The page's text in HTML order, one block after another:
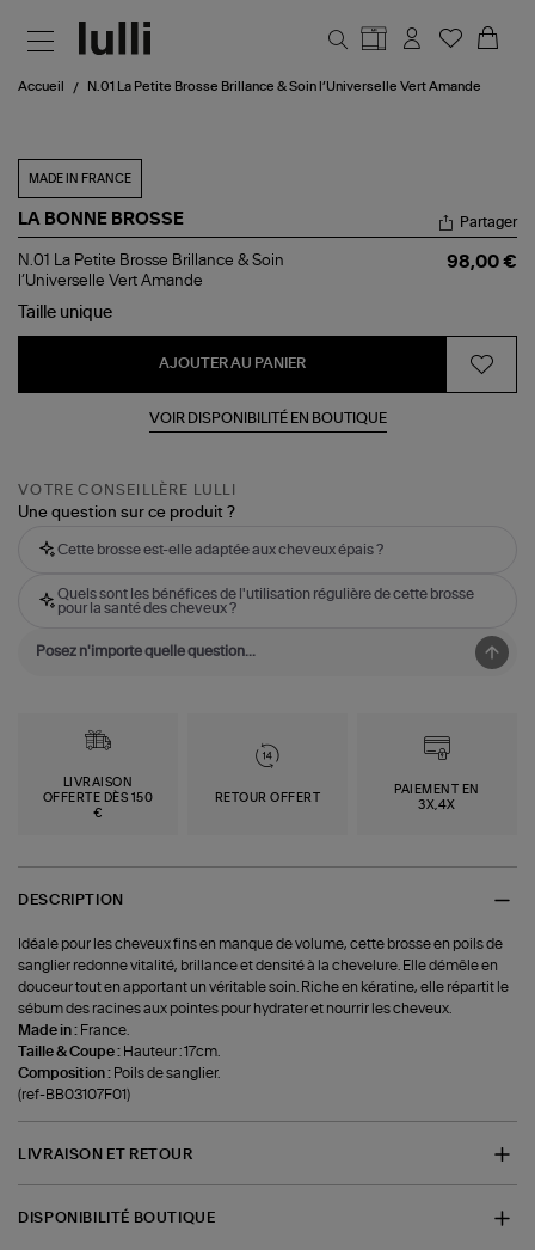
Accueil N.01 La Petite Brosse Brillance & Soin l’Universelle Vert Amande
MADE IN FRANCE
LA BONNE BROSSE
N.01
La
Brosse
Brillance
l’Universelle
Partager
N.01 La Petite Brosse Brillance & Soin
l’Universelle Vert Amande
98,00 €
Taille unique
AJOUTER AU PANIER
VOIR DISPONIBILITÉ EN BOUTIQUE
VOTRE CONSEILLÈRE LULLI
Une question sur ce produit ?
Cette brosse est-elle adaptée aux cheveux épais ?
Quels sont les bénéfices de l'utilisation régulière de cette brosse
pour la santé des cheveux ?
LIVRAISON
OFFERTE DÈS 150
€
RETOUR OFFERT
PAIEMENT EN
3X,4X
DESCRIPTION
Idéale pour les cheveux fins en manque de volume, cette brosse en poils de
sanglier redonne vitalité, brillance et densité à la chevelure. Elle démêle en
douceur tout en apportant un véritable soin. Riche en kératine, elle répartit le
sébum des racines aux pointes pour hydrater et nourrir les cheveux.
Made in : France.
Taille & Coupe : Hauteur : 17cm.
Composition : Poils de sanglier.
(ref-BB03107F01)
LIVRAISON ET RETOUR
DISPONIBILITÉ BOUTIQUE